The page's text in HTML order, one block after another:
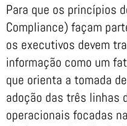
Para que os princípios
Compliance) façam
os executivos devem
informação como um
que orienta a tomada
adoção das três linhas
operacionais focadas